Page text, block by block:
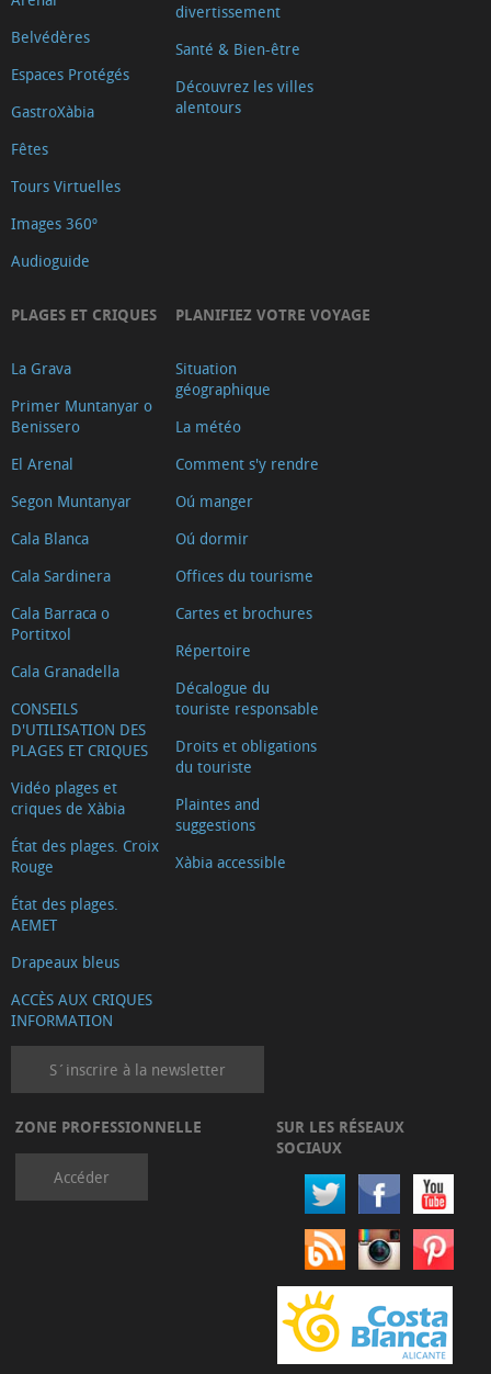
Belvédères
Espaces Protégés
GastroXàbia
Fêtes
Tours Virtuelles
Images 360º
Audioguide
divertissement
Santé & Bien-être
Découvrez les villes
alentours
PLAGES ET CRIQUES
La Grava
Primer Muntanyar o
Benissero
El Arenal
Segon Muntanyar
Cala Blanca
Cala Sardinera
Cala Barraca o
Portitxol
Cala Granadella
CONSEILS
D'UTILISATION DES
PLAGES ET CRIQUES
Vidéo plages et
criques de Xàbia
État des plages. Croix
Rouge
État des plages.
AEMET
Drapeaux bleus
ACCÈS AUX CRIQUES
INFORMATION
PLANIFIEZ VOTRE VOYAGE
Situation
géographique
La météo
Comment s'y rendre
Oú manger
Oú dormir
Offices du tourisme
Cartes et brochures
Répertoire
Décalogue du
touriste responsable
Droits et obligations
du touriste
Plaintes and
suggestions
Xàbia accessible
S´inscrire à la newsletter
ZONE PROFESSIONNELLE
Accéder
SUR LES RÉSEAUX
SOCIAUX